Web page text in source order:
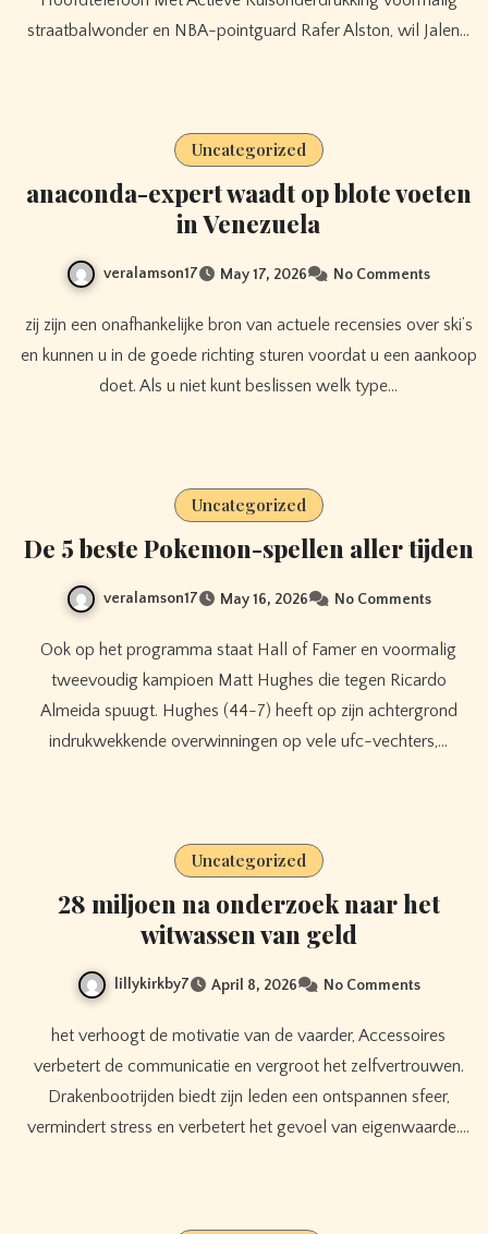
straatbalwonder en NBA-pointguard Rafer Alston, wil Jalen…
Uncategorized
anaconda-expert waadt op blote voeten
in Venezuela
veralamson17 May 17, 2026 No Comments
zij zijn een onafhankelijke bron van actuele recensies over ski’s
en kunnen u in de goede richting sturen voordat u een aankoop
doet. Als u niet kunt beslissen welk type…
Uncategorized
De 5 beste Pokemon-spellen aller tijden
veralamson17 May 16, 2026 No Comments
Ook op het programma staat Hall of Famer en voormalig
tweevoudig kampioen Matt Hughes die tegen Ricardo
Almeida spuugt. Hughes (44-7) heeft op zijn achtergrond
indrukwekkende overwinningen op vele ufc-vechters,…
Uncategorized
28 miljoen na onderzoek naar het
witwassen van geld
lillykirkby7 April 8, 2026 No Comments
het verhoogt de motivatie van de vaarder, Accessoires
verbetert de communicatie en vergroot het zelfvertrouwen.
Drakenbootrijden biedt zijn leden een ontspannen sfeer,
vermindert stress en verbetert het gevoel van eigenwaarde.…